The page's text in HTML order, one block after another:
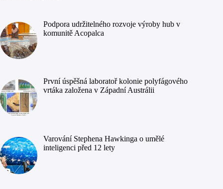
Podpora udržitelného rozvoje výroby hub v
komunitě Acopalca
První úspěšná laboratoř kolonie polyfágového
vrtáka založena v Západní Austrálii
Varování Stephena Hawkinga o umělé
inteligenci před 12 lety